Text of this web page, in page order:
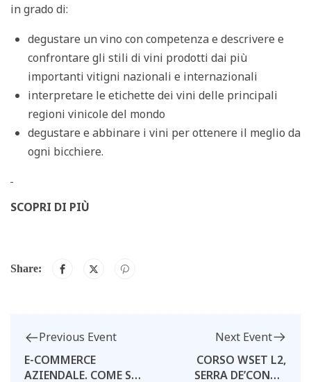
in grado di:
degustare un vino con competenza e descrivere e
confrontare gli stili di vini prodotti dai più
importanti vitigni nazionali e internazionali
interpretare le etichette dei vini delle principali
regioni vinicole del mondo
degustare e abbinare i vini per ottenere il meglio da
ogni bicchiere.
SCOPRI DI PIÙ
Share:
Previous Event
E-COMMERCE
AZIENDALE. COME SI
Next Event
CORSO WSET L2,
SERRA DE’CONTI-